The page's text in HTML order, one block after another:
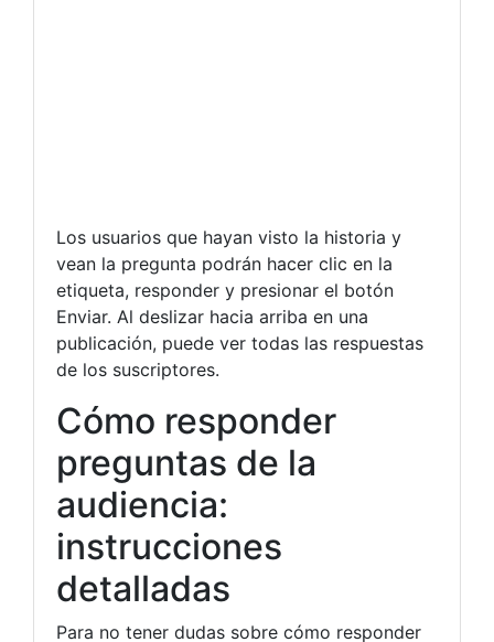
Los usuarios que hayan visto la historia y
vean la pregunta podrán hacer clic en la
etiqueta, responder y presionar el botón
Enviar. Al deslizar hacia arriba en una
publicación, puede ver todas las respuestas
de los suscriptores.
Cómo responder
preguntas de la
audiencia:
instrucciones
detalladas
Para no tener dudas sobre cómo responder